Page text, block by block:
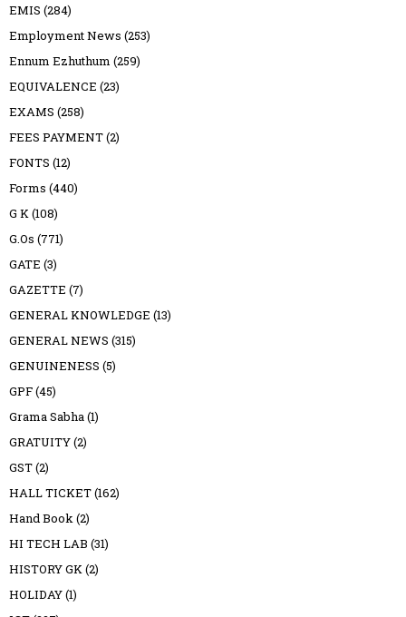
EMIS (284)
Employment News (253)
Ennum Ezhuthum (259)
EQUIVALENCE (23)
EXAMS (258)
FEES PAYMENT(2)
FONTS (12)
Forms (440)
G K(108)
G.Os (771)
GATE (3)
GAZETTE (7)
GENERAL KNOWLEDGE (13)
GENERAL NEWS (315)
GENUINENESS (5)
GPF(45)
Grama Sabha(1)
GRATUITY(2)
GST(2)
HALL TICKET(162)
Hand Book(2)
HI TECH LAB (31)
HISTORY GK(2)
HOLIDAY(1)